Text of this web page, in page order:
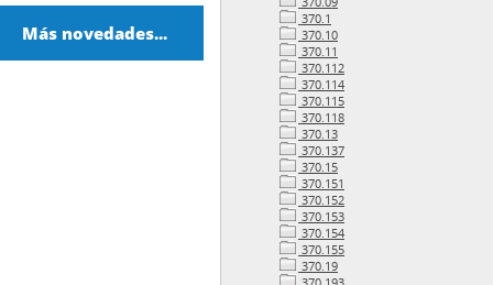
370.1
370.10
370.11
370.112
370.114
370.115
370.118
370.13
370.137
370.15
370.151
370.152
370.153
370.154
370.155
370.19
Más novedades...